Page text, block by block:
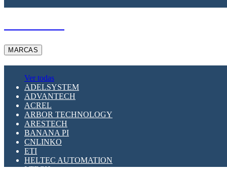
MARCAS
Ver todas
ADELSYSTEM
ADVANTECH
ACREL
ARBOR TECHNOLOGY
ARESTECH
BANANA PI
CNLINKO
ETI
HELTEC AUTOMATION
LTECH